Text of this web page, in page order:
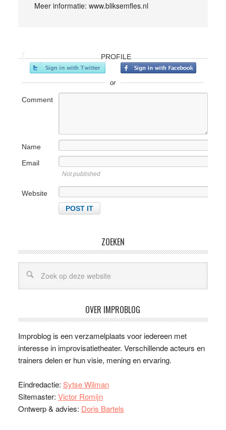
Meer informatie: www.bliksemfles.nl
PROFILE
or
Comment
Name
Email
Not published
Website
ZOEKEN
OVER IMPROBLOG
Improblog is een verzamelplaats voor iedereen met
interesse in improvisatietheater. Verschillende acteurs en
trainers delen er hun visie, mening en ervaring.
Eindredactie: Sytse Wilman
Sitemaster: Victor Romijn
Ontwerp & advies: Doris Bartels